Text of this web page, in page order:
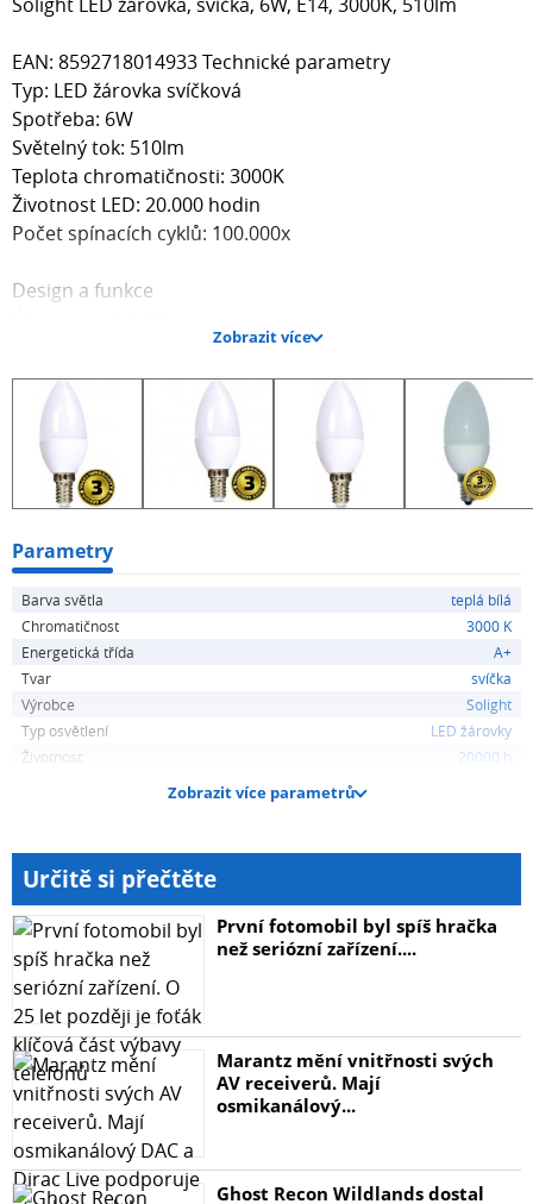
EAN: 8592718014933 Technické parametry
Typ: LED žárovka svíčková
Spotřeba: 6W
Světelný tok: 510lm
Teplota chromatičnosti: 3000K
Životnost LED: 20.000 hodin
Počet spínacích cyklů: 100.000x
Design a funkce
Materiál: hliník + PVC
Elektrické parametry
Napětí: 175 - 265V
Frekvence: 50 - 60Hz
Délka: 104mm
Průměr: 37mm
Patice: E14
Zobrazit více
Parametry
Barva světla
teplá bílá
Chromatičnost
3000 K
Energetická třída
A+
Tvar
svíčka
Výrobce
Solight
Typ osvětlení
LED žárovky
Životnost
20000 h
Zobrazit více parametrů
Určitě si přečtěte
První fotomobil byl spíš hračka
než seriózní zařízení....
Marantz mění vnitřnosti svých
AV receiverů. Mají
osmikanálový...
Ghost Recon Wildlands dostal